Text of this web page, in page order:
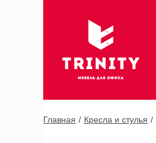
Главная Кресла и стулья